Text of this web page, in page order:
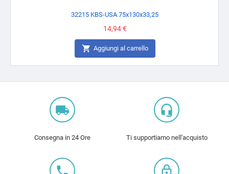
32215 KBS-USA 75x130x33,25
Prezzo
14,94 €
 Aggiungi al carrello
local_shipping
Consegna in 24 Ore
headset_mic
Ti supportiamo nell'acquisto
local_phone lock_outline